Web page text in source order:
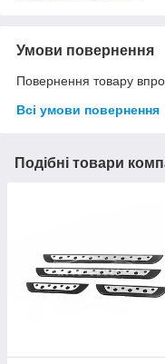
Умови повернення
Повернення товару
Всі умови повернення
Подібні товари